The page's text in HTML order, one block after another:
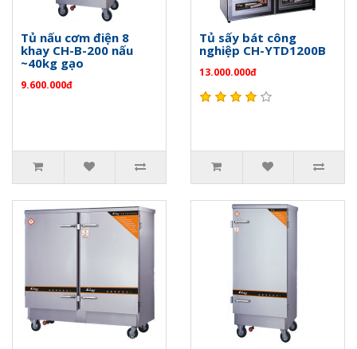
Tủ nấu cơm điện 8
khay CH-B-200 nấu
~40kg gạo
9.600.000đ
Tủ sấy bát công
nghiệp CH-YTD1200B
13.000.000đ